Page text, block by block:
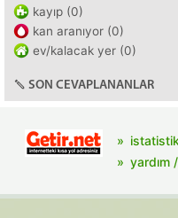
kayıp (0)
kan aranıyor (0)
ev/kalacak yer (0)
SON CEVAPLANANLAR
yardım